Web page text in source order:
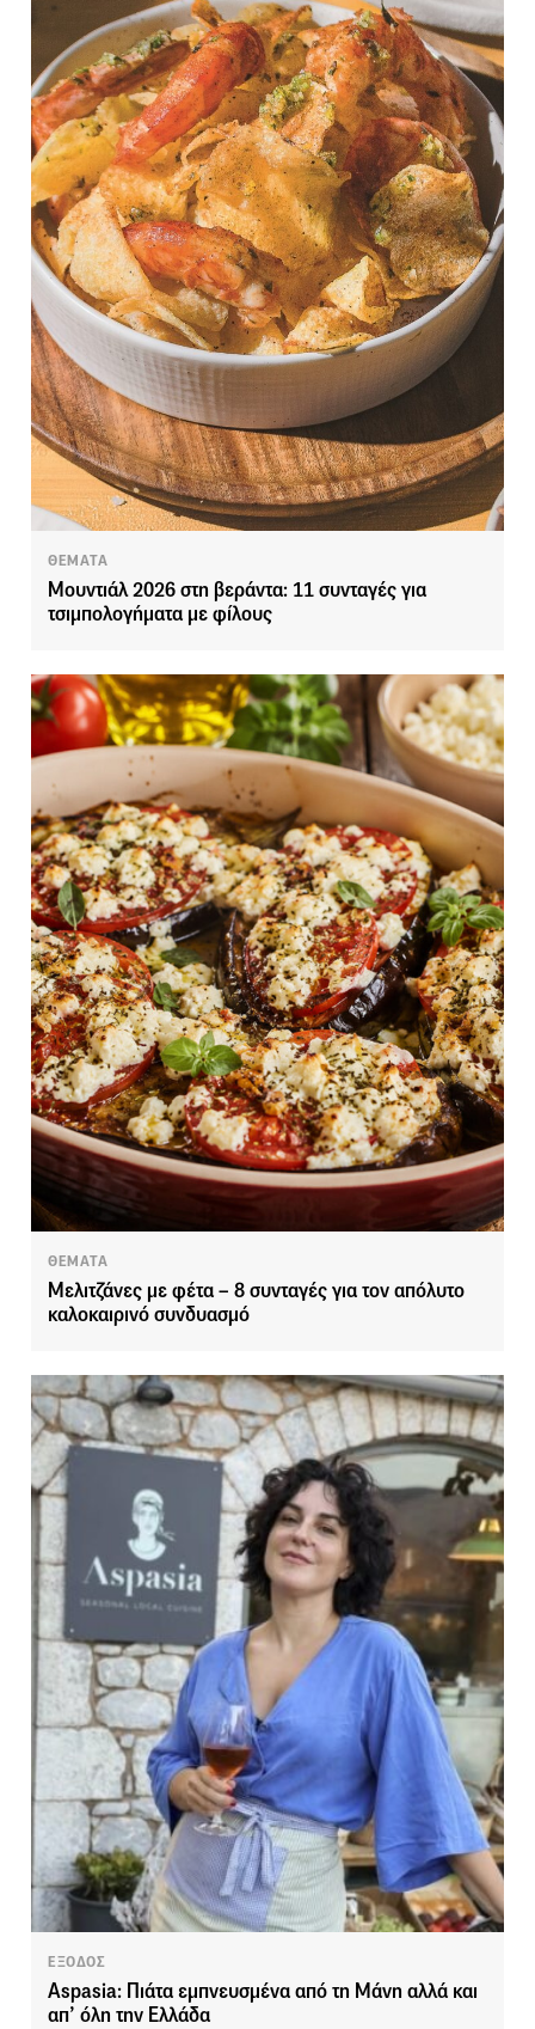
ΘΕΜΑΤΑ
Μουντιάλ 2026 στη βεράντα: 11 συνταγές για
τσιμπολογήματα με φίλους
ΘΕΜΑΤΑ
Μελιτζάνες με φέτα – 8 συνταγές για τον απόλυτο
καλοκαιρινό συνδυασμό
ΕΞΟΔΟΣ
Aspasia: Πιάτα εμπνευσμένα από τη Μάνη αλλά και
απ’ όλη την Ελλάδα